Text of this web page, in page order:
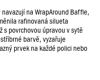
na WrapAround Baffle,
rafinovaná silueta
s povrchovou úpravou v sytě
barvě, vyzařuje
prvek na každé polici nebo